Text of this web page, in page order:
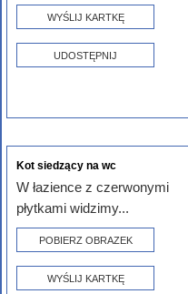
WYŚLIJ KARTKĘ
UDOSTĘPNIJ
Kot siedzący na wc
W łazience z czerwonymi
płytkami widzimy...
POBIERZ OBRAZEK
WYŚLIJ KARTKĘ